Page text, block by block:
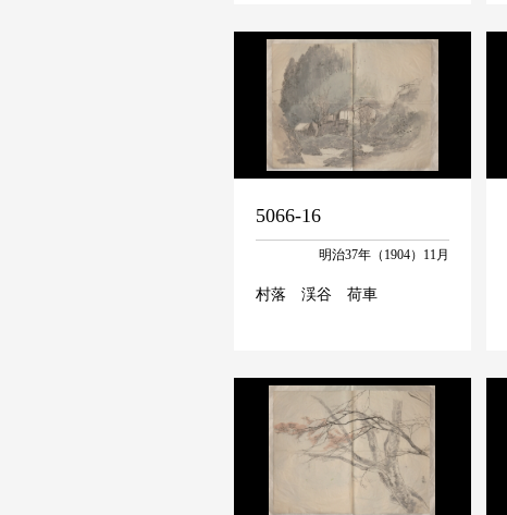
5066-16
明治37年（1904）11月
村落 渓谷 荷車